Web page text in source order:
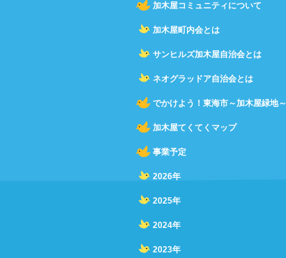
加木屋コミュニティについて
加木屋町内会とは
サンヒルズ加木屋自治会とは
ネオグラッドア自治会とは
でかけよう！東海市～加木屋緑地～
加木屋てくてくマップ
事業予定
2026年
2025年
2024年
2023年